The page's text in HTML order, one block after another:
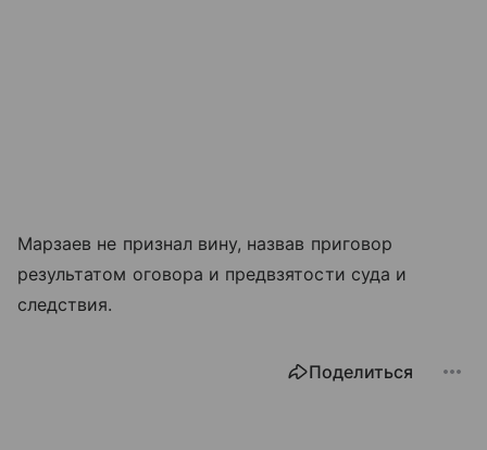
Марзаев не признал вину, назвав приговор
результатом оговора и предвзятости суда и
следствия.
Поделиться